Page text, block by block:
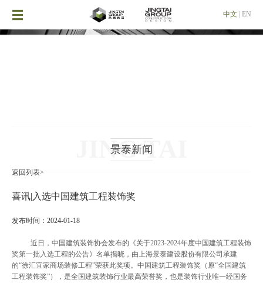
 中文 EN
景泰新闻
JING TAI
返回列表>
喜讯|入选中国建筑工程装饰奖
发布时间：2024-01-18
近日，中国建筑装饰协会发布的《关于2023-2024年度中国建筑工程装饰
奖第一批入选工程的公告》名单揭晓，由上海景泰建设股份有限公司承建
的“徐汇宜家商场装修工程”荣获此奖项。中国建筑工程装饰奖（原“全国建筑
工程装饰奖”），是全国建筑装饰行业最高荣誉奖，也是装饰行业唯一经国务